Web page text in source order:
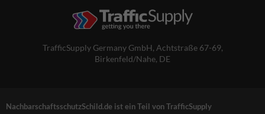
TrafficSupply Germany GmbH, Achtstraße 67-69,
Birkenfeld/Nahe, DE
NachbarschaftsschutzSchild.de ist ein Teil von TrafficSupply